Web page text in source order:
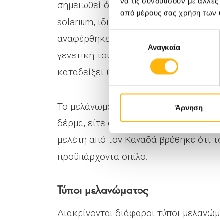
από μέρους σας χρήση των
Επιλογή
συγκατάθεσηςΑναγκαία
Άρνηση
σημειωθεί ότι με την εμφάνιση
solarium, ιδιαίτερα όταν η αρχή
αναφέρθηκε, ο πιο σημαντικός
γενετική του προδιάθεση.
καταδείξει ύπαρξη μεταλλάξεων
Το μελάνωμα του δέρματος είναι
δέρμα, είτε σε έδαφος
μελέτη από τον Καναδά βρέθηκε ότι
προϋπάρχοντα σπίλο.
Τύποι μελανώματος
Διακρίνονται διάφοροι τύποι